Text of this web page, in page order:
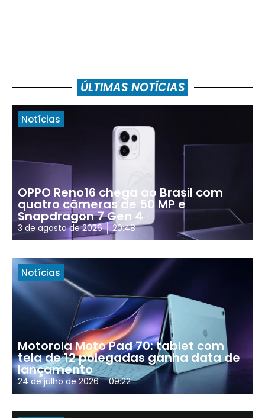
ÚLTIMAS NOTÍCIAS
Notícias
OPPO Reno16 chega ao Brasil com
quatro câmeras de 50 MP e
Snapdragon 7 Gen 4
3 de agosto de 2026 20:48
Notícias
Motorola Moto Pad 70: tablet com
tela de 12 polegadas ganha data de
lançamento
24 de julho de 2026 09:22